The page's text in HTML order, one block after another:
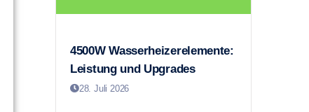
4500W Wasserheizerelemente:
Leistung und Upgrades
28. Juli 2026